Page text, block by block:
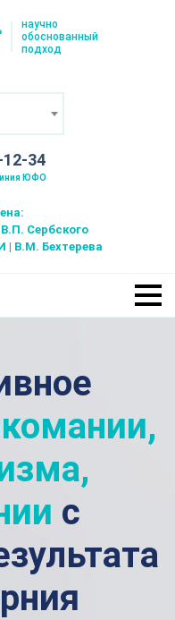
научно
обоснованный
подход
34
ЮФО
Сербского
В.М. Бехтерева
с